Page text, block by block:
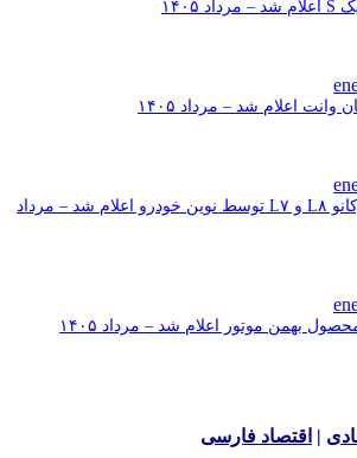
اعلام شد – مرداد ۱۴۰۵
فروش اقساطی لوکانو L۸ و L۷ توسط نوین خودرو اعلام شد – مرداد
موتور اعلام شد – مرداد ۱۴۰۵
|اقتصاد فارسی